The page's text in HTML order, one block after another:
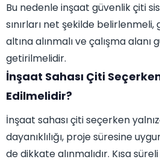
Bu nedenle inşaat güvenlik çiti
sınırları net şekilde belirlenmeli,
altına alınmalı ve çalışma alanı
getirilmelidir.
İnşaat Sahası Çiti
Edilmelidir?
İnşaat sahası çiti seçerken
dayanıklılığı, proje süresine
de dikkate alınmalıdır. Kısa